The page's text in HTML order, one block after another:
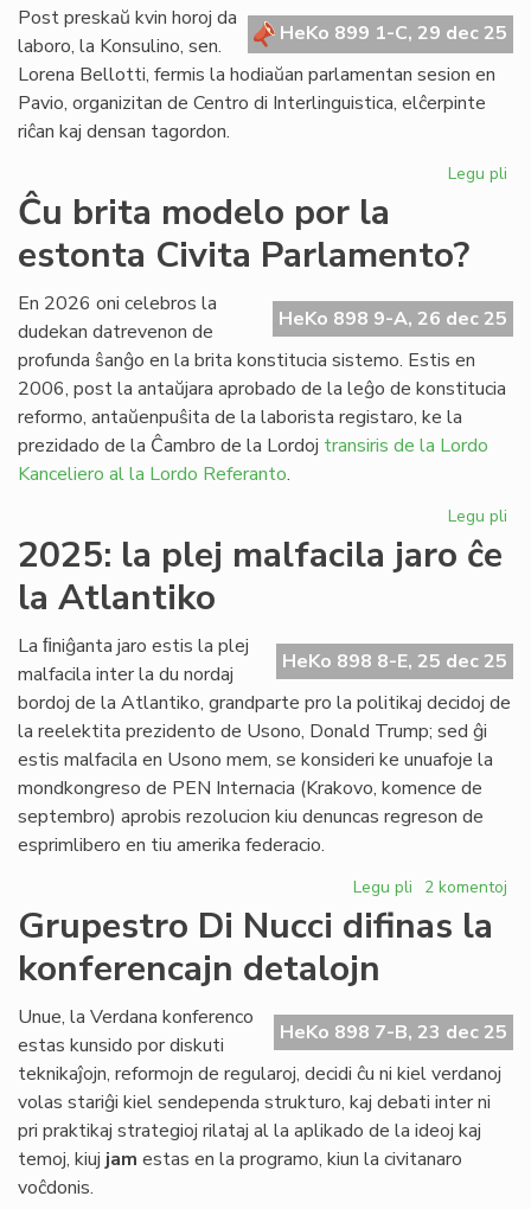
la
Senato
Pavio
HeKo 899 1-C, 29 dec 25
Post preskaŭ kvin horoj da
laboro, la Konsulino, sen.
Lorena Bellotti, fermis la hodiaŭan parlamentan sesion en
Pavio, organizitan de Centro di Interlinguistica, elĉerpinte
riĉan kaj densan tagordon.
Legu pli
la
Ĉu brita modelo por la
estonta Civita Parlamento?
HeKo 898 9-A, 26 dec 25
En 2026 oni celebros la
dudekan datrevenon de
profunda ŝanĝo en la brita konstitucia sistemo. Estis en
2006, post la antaŭjara aprobado de la leĝo de konstitucia
reformo, antaŭenpuŝita de la laborista registaro, ke la
prezidado de la Ĉambro de la Lordoj transiris de la Lordo
Kanceliero al la Lordo Referanto.
Legu pli
la
2025: la plej malfacila jaro ĉe
la Atlantiko
HeKo 898 8-E, 25 dec 25
La ﬁniĝanta jaro estis la plej
malfacila inter la du nordaj
bordoj de la Atlantiko, grandparte pro la politikaj decidoj de
la reelektita prezidento de Usono, Donald Trump; sed ĝi
estis malfacila en Usono mem, se konsideri ke unuafoje la
mondkongreso de PEN Internacia (Krakovo, komence de
septembro) aprobis rezolucion kiu denuncas regreson de
esprimlibero en tiu amerika federacio.
Legu pli pri
la
jaro
ĉe
la
Atlantiko
2 komentoj
Grupestro Di Nucci difinas la
konferencajn detalojn
HeKo 898 7-B, 23 dec 25
Unue, la Verdana konferenco
estas kunsido por diskuti
teknikaĵojn, reformojn de regularoj, decidi ĉu ni kiel verdanoj
volas stariĝi kiel sendependa strukturo, kaj debati inter ni
pri praktikaj strategioj rilataj al la aplikado de la ideoj kaj
temoj, kiuj jam estas en la programo, kiun la civitanaro
voĉdonis.